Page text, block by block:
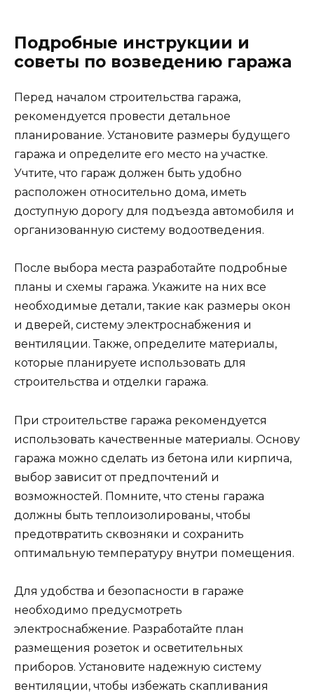
Подробные инструкции и
советы по возведению гаража
Перед началом строительства гаража,
рекомендуется провести детальное
планирование. Установите размеры будущего
гаража и определите его место на участке.
Учтите, что гараж должен быть удобно
расположен относительно дома, иметь
доступную дорогу для подъезда автомобиля и
организованную систему водоотведения.
После выбора места разработайте подробные
планы и схемы гаража. Укажите на них все
необходимые детали, такие как размеры окон
и дверей, систему электроснабжения и
вентиляции. Также, определите материалы,
которые планируете использовать для
строительства и отделки гаража.
При строительстве гаража рекомендуется
использовать качественные материалы. Основу
гаража можно сделать из бетона или кирпича,
выбор зависит от предпочтений и
возможностей. Помните, что стены гаража
должны быть теплоизолированы, чтобы
предотвратить сквозняки и сохранить
оптимальную температуру внутри помещения.
Для удобства и безопасности в гараже
необходимо предусмотреть
электроснабжение. Разработайте план
размещения розеток и осветительных
приборов. Установите надежную систему
вентиляции, чтобы избежать скапливания